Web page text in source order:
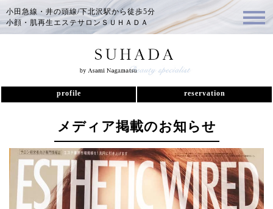
小田急線・井の頭線/下北沢駅から徒歩5分
小顔・肌再生エステサロンＳＵＨＡＤＡ
profile reservation
メディア掲載のお知らせ